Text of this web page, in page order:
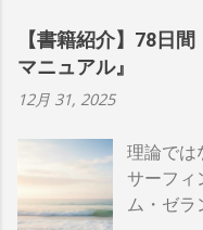
【書籍紹介】78日
マニュアル』
12月 31, 2025
理論では
サーフィ
ム・ゼラ